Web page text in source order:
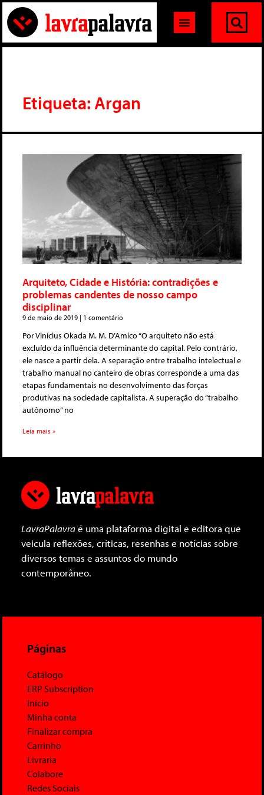
Etiqueta: Argan
Arquiteto, Cidade e História: contradições e
problemas candentes de nosso campo
disciplinar
9 de maio de 2019 1 comentário
Por Vinícius Okada M. M. D’Amico “O arquiteto não está
excluído da influência determinante do capital. Pelo contrário,
ele nasce a partir dela. A separação entre trabalho intelectual e
trabalho manual no canteiro de obras corresponde a uma das
etapas fundamentais no desenvolvimento das forças
produtivas na sociedade capitalista. A superação do “trabalho
autônomo” no
Leia mais »
LavraPalavraé uma plataforma digital e editora que
veicula reflexões, críticas, resenhas e notícias sobre
diversos temas e assuntos do mundo
contemporâneo.
Páginas
Catálogo
ERP Subscription
Início
Minha conta
Finalizar compra
Carrinho
Livraria
Colabore
Redes Sociais